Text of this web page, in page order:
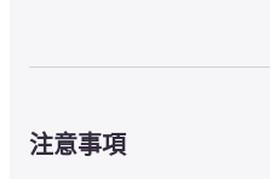
注意事項